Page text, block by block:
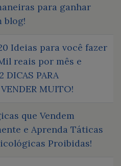
para ganhar
blog!
Ideias para você fazer
reais por mês e
DICAS PARA
MUITO!
que Vendem
e Aprenda Táticas
Proibidas!